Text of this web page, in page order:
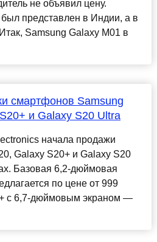
не объявил цену.
представлен в Индии, а в
Samsung Galaxy M01 в
смартфонов Samsung
и Galaxy S20 Ultra
начала продажи
Galaxy S20+ и Galaxy S20
Базовая 6,2-дюймовая
по цене от 999
с 6,7-дюймовым экраном —